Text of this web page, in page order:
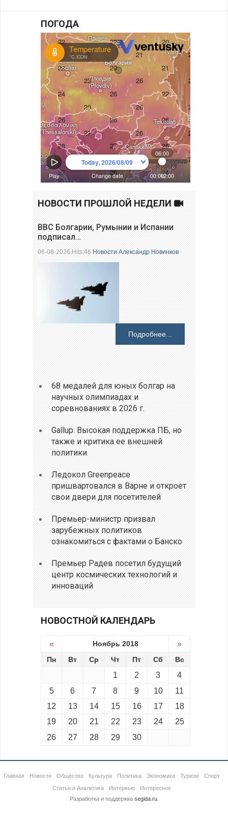
ПОГОДА
НОВОСТИ ПРОШЛОЙ НЕДЕЛИ
ВВС Болгарии, Румынии и Испании
подписал…
06-08-2026 Hits:46Новости Александр Новинков
Подробнее...
68 медалей для юных болгар на
научных олимпиадах и
соревнованиях в 2026 г.
Gallup: Высокая поддержка ПБ, но
также и критика ее внешней
политики
Ледокол Greenpeace
пришвартовался в Варне и откроет
свои двери для посетителей
Премьер-министр призвал
зарубежных политиков
ознакомиться с фактами о Банско
Премьер Радев посетил будущий
центр космических технологий и
инноваций
НОВОСТНОЙ КАЛЕНДАРЬ
« Ноябрь 2018 »
Пн Вт Ср Чт Пт Сб Вс
1 2 3
4
5
6 7 8 9 10
11
12
13 14 15 16 17
18
19
20 21 22 23 24
25
26
27 28 29 30
Главная Новости Общество Культура Политика Экономика Туризм
Спорт
Статьи и Аналитика
Интервью
Интересное
Разработка и поддержка segida.ru.